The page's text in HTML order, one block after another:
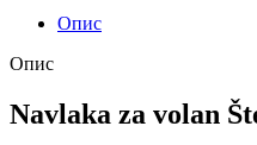
Опис
Опис
Navlaka za volan